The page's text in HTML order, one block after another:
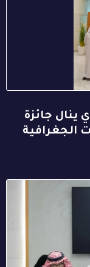
ينال جائزة
الجغرافية